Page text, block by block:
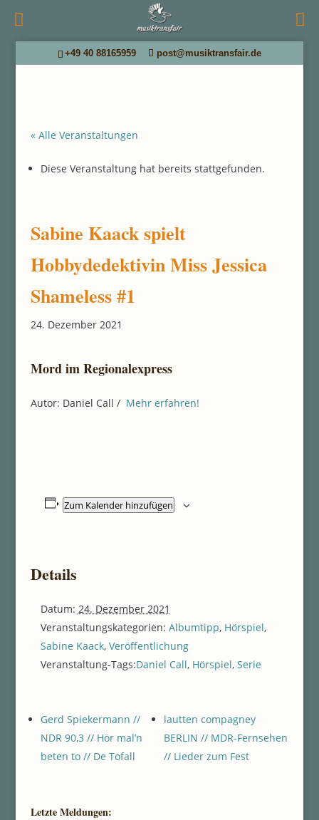
+49 40 88165959 post@musiktransfair.de
« Alle Veranstaltungen
Diese Veranstaltung hat bereits stattgefunden.
Sabine Kaack spielt
Hobbydedektivin Miss Jessica
Shameless #1
24. Dezember 2021
Mord im Regionalexpress
Autor: Daniel Call / Mehr erfahren!
Zum Kalender hinzufügen
Details
Datum: 24. Dezember 2021
Veranstaltungskategorien: Albumtipp, Hörspiel,
Sabine Kaack, Veröffentlichung
Veranstaltung-Tags:Daniel Call, Hörspiel, Serie
Gerd Spiekermann //
NDR 90,3 // Hör mal’n
beten to // De Tofall
lautten compagney
BERLIN // MDR-Fernsehen
// Lieder zum Fest
Letzte Meldungen: